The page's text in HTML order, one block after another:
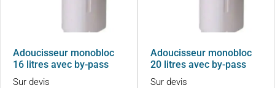
Adoucisseur monobloc
16 litres avec by-pass
Sur devis
Adoucisseur monobloc
20 litres avec by-pass
Sur devis